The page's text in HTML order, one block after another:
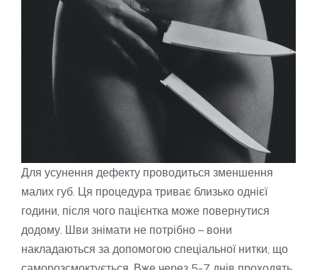
Для усунення дефекту проводиться зменшення
малих губ. Ця процедура триває близько однієї
години, після чого пацієнтка може повернутися
додому. Шви знімати не потрібно – вони
накладаються за допомогою спеціальної нитки, що